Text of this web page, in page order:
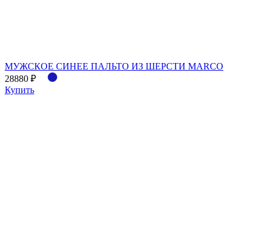
МУЖСКОЕ СИНЕЕ ПАЛЬТО ИЗ ШЕРСТИ MARCO
28880 ₽
Купить